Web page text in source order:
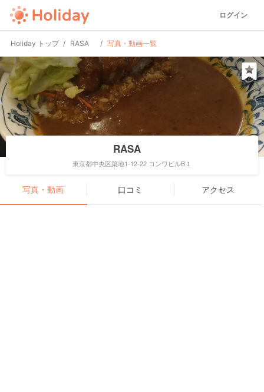
ログイン
Holiday トップ RASA 写真・動画一覧
RASA
東京都中央区築地1-12-22 コンワビルB１
写真・動画 口コミ アクセス